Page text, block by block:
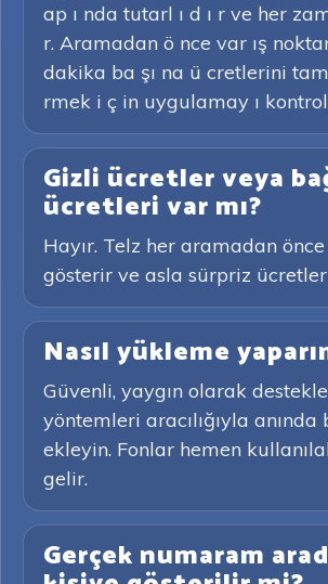
ap ı nda tutarl ı d ı r ve her
r. Aramadan ö nce var ış
dakika ba şı na ü cretlerini
rmek i ç in uygulamay ı
Gizli ücretler veya
ücretleri var mı?
Hayır. Telz her aramadan
gösterir ve asla sürpriz
Nasıl yükleme
Güvenli, yaygın olarak
yöntemleri aracılığıyla anında
ekleyin. Fonlar hemen
gelir.
Gerçek numaram